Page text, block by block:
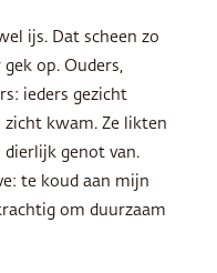
ijs. Dat scheen zo
op. Ouders,
ieders gezicht
zicht kwam. Ze likten
dierlijk genot van.
te koud aan mijn
om duurzaam